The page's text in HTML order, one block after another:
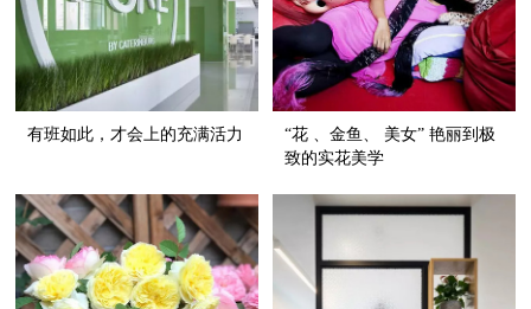
有班如此，才会上的充满活力
“花 、金鱼、 美女” 艳丽到极
致的实花美学